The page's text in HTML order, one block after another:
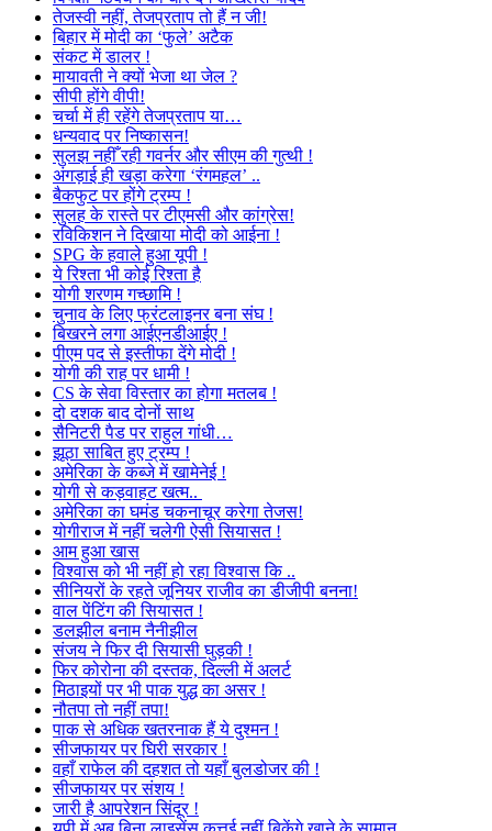
तेजस्वी नहीं, तेजप्रताप तो हैं न जी!
बिहार में मोदी का ‘फुले’ अटैक
संकट में डालर !
मायावती ने क्यों भेजा था जेल ?
सीपी होंगे वीपी!
चर्चा में ही रहेंगे तेजप्रताप या…
धन्यवाद पर निष्कासन!
सुलझ नहीँ रही गवर्नर और सीएम की गुत्थी !
अंगड़ाई ही खड़ा करेगा ‘रंगमहल’ ..
बैकफुट पर होंगे ट्रम्प !
सुलह के रास्ते पर टीएमसी और कांग्रेस!
रविकिशन ने दिखाया मोदी को आईना !
SPG के हवाले हुआ यूपी !
ये रिश्ता भी कोई रिश्ता है
योगी शरणम गच्छामि !
चुनाव के लिए फ्रंटलाइनर बना संघ !
बिखरने लगा आईएनडीआईए !
पीएम पद से इस्तीफा देंगे मोदी !
योगी की राह पर धामी !
CS के सेवा विस्तार का होगा मतलब !
दो दशक बाद दोनों साथ
सैनिटरी पैड पर राहुल गांधी…
झूठा साबित हुए ट्रम्प !
अमेरिका के कब्जे में खामेनेई !
योगी से कड़वाहट खत्म..
अमेरिका का घमंड चकनाचूर करेगा तेजस!
योगीराज में नहीं चलेगी ऐसी सियासत !
आम हुआ खास
विश्वास को भी नहीं हो रहा विश्वास कि ..
सीनियरों के रहते जूनियर राजीव का डीजीपी बनना!
वाल पेंटिंग की सियासत !
डलझील बनाम नैनीझील
संजय ने फिर दी सियासी घुड़की !
फिर कोरोना की दस्तक, दिल्ली में अलर्ट
मिठाइयों पर भी पाक युद्ध का असर !
नौतपा तो नहीं तपा!
पाक से अधिक खतरनाक हैं ये दुश्मन !
सीजफायर पर घिरी सरकार !
वहाँ राफेल की दहशत तो यहाँ बुलडोजर की !
सीजफायर पर संशय !
जारी है आपरेशन सिंदूर !